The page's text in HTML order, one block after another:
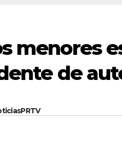
menores
de